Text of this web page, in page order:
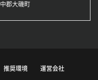
中郡大磯町
推奨環境 運営会社